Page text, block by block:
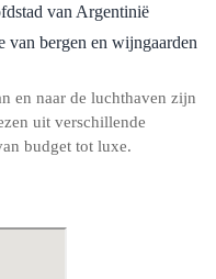
van Argentinië
van bergen en wijngaarden
en naar de luchthaven zijn
uit verschillende
budget tot luxe.